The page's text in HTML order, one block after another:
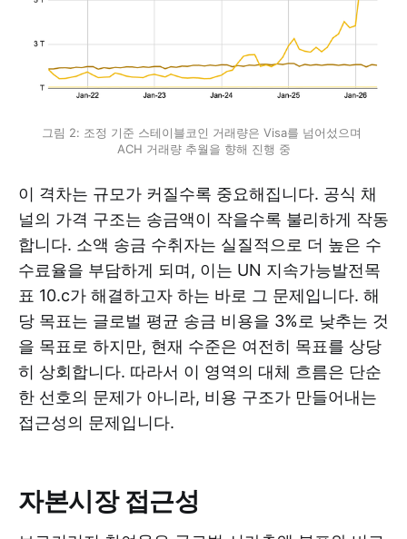
그림 2: 조정 기준 스테이블코인 거래량은 Visa를 넘어섰으며
ACH 거래량 추월을 향해 진행 중
이 격차는 규모가 커질수록 중요해집니다. 공식 채
널의 가격 구조는 송금액이 작을수록 불리하게 작동
합니다. 소액 송금 수취자는 실질적으로 더 높은 수
수료율을 부담하게 되며, 이는 UN 지속가능발전목
표 10.c가 해결하고자 하는 바로 그 문제입니다. 해
당 목표는 글로벌 평균 송금 비용을 3%로 낮추는 것
을 목표로 하지만, 현재 수준은 여전히 목표를 상당
히 상회합니다. 따라서 이 영역의 대체 흐름은 단순
한 선호의 문제가 아니라, 비용 구조가 만들어내는
접근성의 문제입니다.
자본시장 접근성